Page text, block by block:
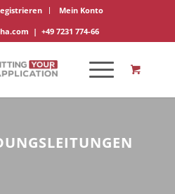
Mein Konto
| +49 7231 774-66